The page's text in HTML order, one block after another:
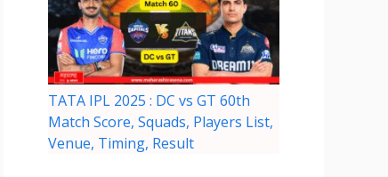
TATA IPL 2025 : DC vs GT 60th
Match Score, Squads, Players List,
Venue, Timing, Result